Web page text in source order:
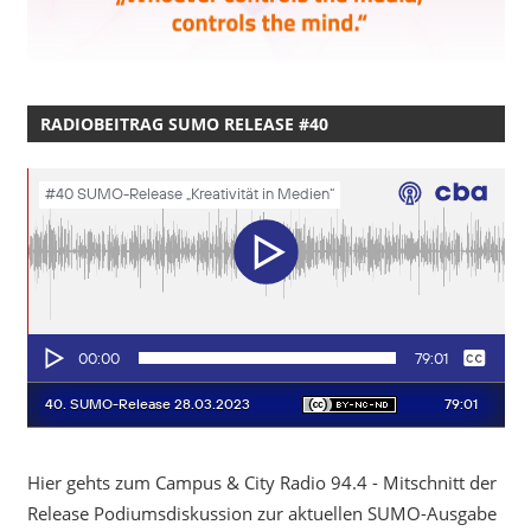
RADIOBEITRAG SUMO RELEASE #40
Hier gehts zum Campus & City Radio 94.4 - Mitschnitt der
Release Podiumsdiskussion zur aktuellen SUMO-Ausgabe